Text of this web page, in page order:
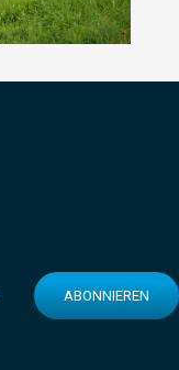
ABONNIEREN